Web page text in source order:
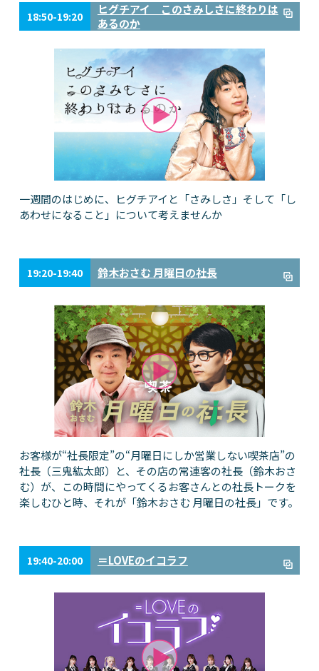
18:50-19:20
ヒグチアイ このさみしさに終わりは
あるのか
一週間のはじめに、ヒグチアイと「さみしさ」そして「し
あわせになること」について考えませんか
19:20-19:40 鈴木おさむ 月曜日の社長
お客様が“社長限定”の“月曜日にしか営業しない喫茶店”の
社長（三鬼紘太郎）と、その店の常連客の社長（鈴木おさ
む）が、この時間にやってくるお客さんとの社長トークを
楽しむひと時、それが「鈴木おさむ 月曜日の社長」です。
19:40-20:00 ＝LOVEのイコラフ